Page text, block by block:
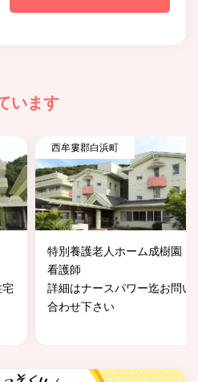
います
西牟婁郡白浜町
特別養護老人ホーム成樹園
看護師
詳細はナースパワー迄お問い
合わせ下さい